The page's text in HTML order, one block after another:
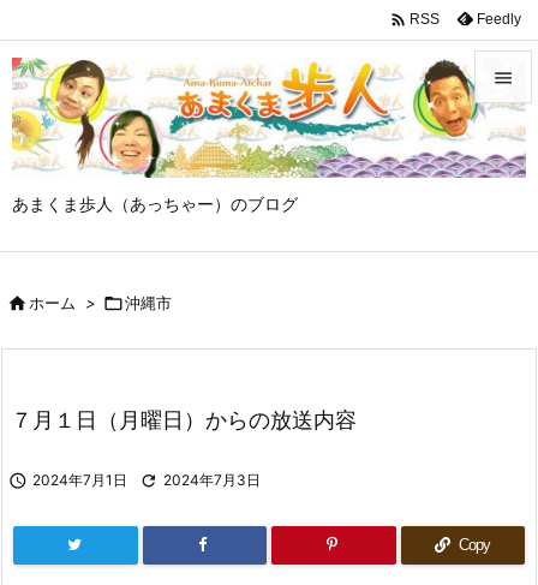
あまくま歩人（あっちゃー）のブログ


メニュ

 RSS Feedly
ホーム > 沖縄市
７月１日（月曜日）からの放送内容
 2024年7月1日  2024年7月3日
Copy